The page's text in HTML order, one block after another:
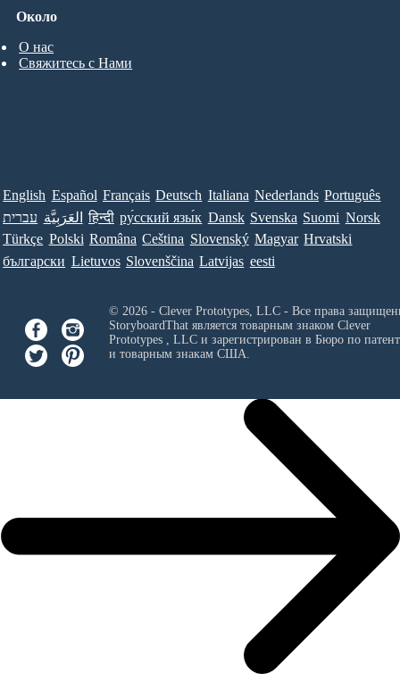
Около
О нас
Свяжитесь с Нами
English Español Français Deutsch Italiana Nederlands Português
עברית العَرَبِيَّة हिन्दी ру́сский язы́к Dansk Svenska Suomi Norsk
Türkçe Polski Româna Ceština Slovenský Magyar Hrvatski
български Lietuvos Slovenščina Latvijas eesti
© 2026 - Clever Prototypes, LLC - Все права
StoryboardThat является товарным знаком Clever
Prototypes , LLCи зарегистрирован в Бюро по
и товарным знакам США.